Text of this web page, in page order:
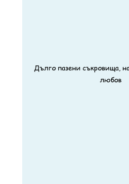
Дълго пазени съкровища,
любов